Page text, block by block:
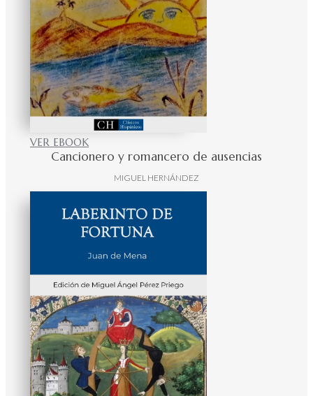
VER EBOOK
Cancionero y romancero de ausencias
MIGUEL HERNÁNDEZ